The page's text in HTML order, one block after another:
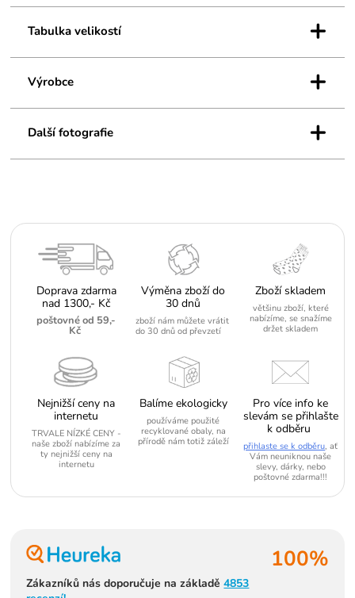
Tabulka velikostí +
Výrobce +
Další fotografie +
Doprava zdarma
nad 1300,- Kč
poštovné od 59,-
Kč
Výměna zboží do
30 dnů
zboží nám můžete vrátit
do 30 dnů od převzetí
Zboží skladem
většinu zboží, které
nabízíme, se snažíme
držet skladem
Nejnižší ceny na
internetu
TRVALE NÍZKÉ CENY -
naše zboží nabízíme za
ty nejnižší ceny na
internetu
Balíme ekologicky
používáme použité
recyklované obaly, na
přírodě nám totiž záleží
Pro více info ke
slevám se přihlašte
k odběru
přihlaste se k odběru, ať
Vám neuniknou naše
slevy, dárky, nebo
poštovné zdarma!!!
100%
Zákazníků nás doporučuje na základě4853